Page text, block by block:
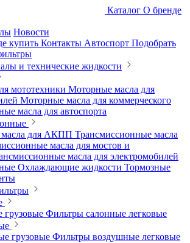
Каталог О бренде
Новости
купить Контакты Автоспорт Подобрать
и технические жидкости
мототехники Моторные масла для
Моторные масла для коммерческого
масла для автоспорта
масла для АКПП Трансмиссионные масла
масла для мостов и
масла для электромобилей
Охлаждающие жидкости Тормозные
грузовые Фильтры салонные легковые
грузовые Фильтры воздушные легковые